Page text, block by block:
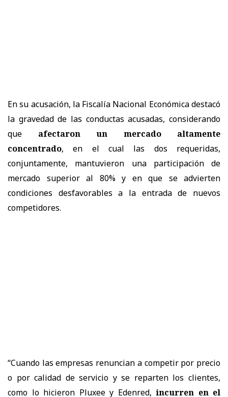
En su acusación, la Fiscalía Nacional Económica destacó
la gravedad de las conductas acusadas, considerando
que afectaron un mercado altamente
concentrado, en el cual las dos requeridas,
conjuntamente, mantuvieron una participación de
mercado superior al 80% y en que se advierten
condiciones desfavorables a la entrada de nuevos
competidores.
“Cuando las empresas renuncian a competir por precio
o por calidad de servicio y se reparten los clientes,
como lo hicieron Pluxee y Edenred, incurren en el